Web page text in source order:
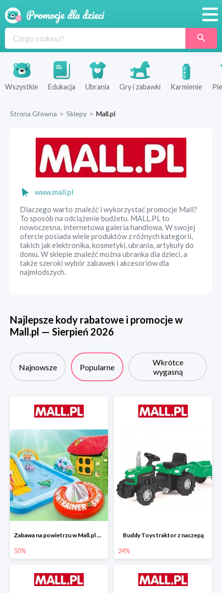
Produkty
Sklepy
Wszystkie Edukacja Ubrania Gry i zabawki Karmienie
Strona Główna > Sklepy > Mall.pl
www.mall.pl
Dlaczego warto znaleźć i wykorzystać promocje Mall?
To sposób na odciążenie budżetu. MALL.PL to
nowoczesna, internetowa galeria handlowa. W swojej
ofercie posiada wiele produktów z różnych kategorii,
takich jak elektronika, kosmetyki, ubrania, artykuły do
domu. W sklepie znaleźć można ubranka dla dzieci, a
także szeroki wybór zabawek i akcesoriów dla
najmłodszych.
Najlepsze kody rabatowe i promocje w
Mall.pl — Sierpień 2026
Najnowsze Popularne
Wkrótce
wygasną
Zabawa na powietrzu w Mall.pl do -50%
50%
Buddy Toys traktor z naczepą
24%